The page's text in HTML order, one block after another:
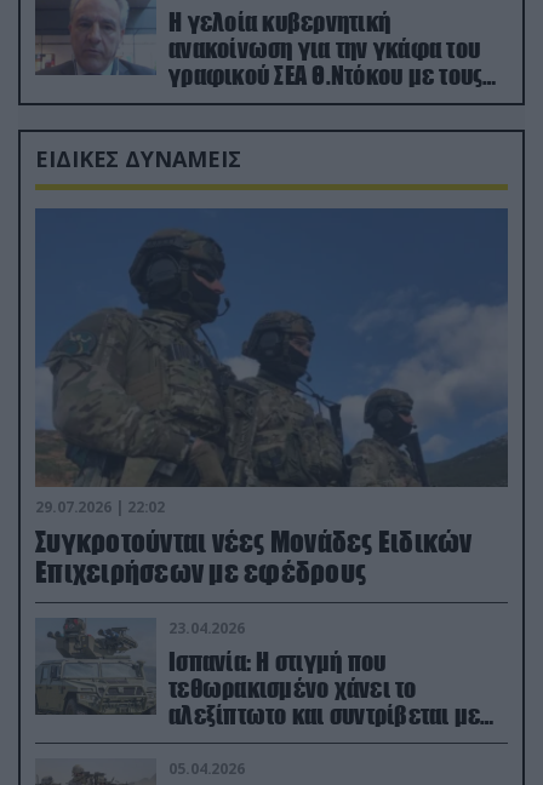
Η γελοία κυβερνητική
ανακοίνωση για την γκάφα του
γραφικού ΣΕΑ Θ.Ντόκου με τους
Ρώσους φαρσέρ
ΕΙΔΙΚΕΣ ΔΥΝΑΜΕΙΣ
29.07.2026 | 22:02
Συγκροτούνται νέες Μονάδες Ειδικών
Επιχειρήσεων με εφέδρους
23.04.2026
Ισπανία: Η στιγμή που
τεθωρακισμένο χάνει το
αλεξίπτωτο και συντρίβεται με
ορμή στο έδαφος (βίντεο)
05.04.2026